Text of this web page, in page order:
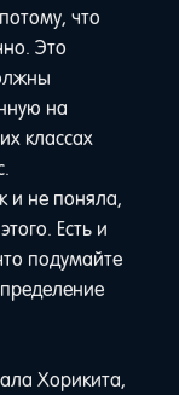
что
Это
на
классах
и не поняла,
Есть и
подумайте
Хорикита,